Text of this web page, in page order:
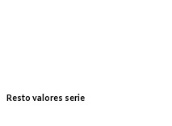
Resto valores serie